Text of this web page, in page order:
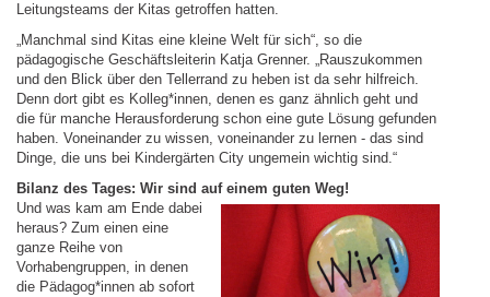
Leitungsteams der Kitas getroffen hatten.
„Manchmal sind Kitas eine kleine Welt für sich“, so die
pädagogische Geschäftsleiterin Katja Grenner. „Rauszukommen
und den Blick über den Tellerrand zu heben ist da sehr hilfreich.
Denn dort gibt es Kolleg*innen, denen es ganz ähnlich geht und
die für manche Herausforderung schon eine gute Lösung gefunden
haben. Voneinander zu wissen, voneinander zu lernen - das sind
Dinge, die uns bei Kindergärten City ungemein wichtig sind.“
Bilanz des Tages: Wir sind auf einem guten Weg!
Und was kam am Ende dabei
heraus? Zum einen eine
ganze Reihe von
Vorhabengruppen, in denen
die Pädagog*innen ab sofort